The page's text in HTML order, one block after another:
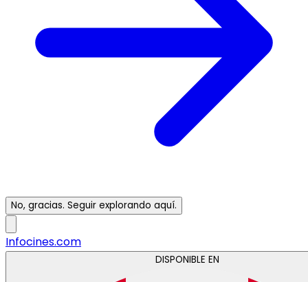
No, gracias. Seguir explorando aquí.
Infocines.com
DISPONIBLE EN